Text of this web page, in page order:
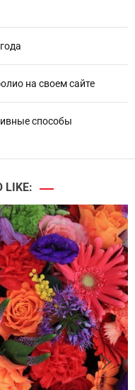
на своем сайте
способы
LIKE: